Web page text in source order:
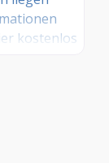
kostenlos